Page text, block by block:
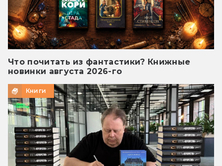
Что почитать из фантастики? Книжные
новинки августа 2026-го
Книги